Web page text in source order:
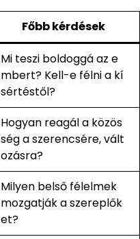
Főbb kérdések
Mi teszi boldoggá az e
mbert? Kell-e félni a kí
sértéstől?
Hogyan reagál a közös
ség a szerencsére, vált
ozásra?
Milyen belső félelmek
mozgatják a szereplők
et?